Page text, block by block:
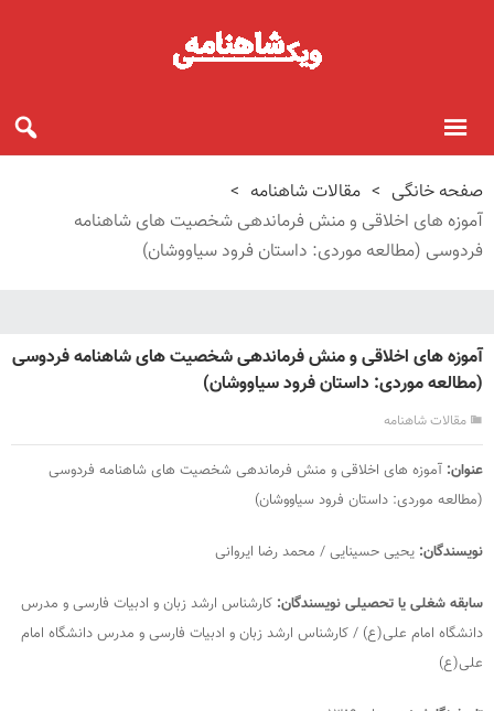
صفحه خانگی > مقالات شاهنامه >
آموزه های اخلاقی و منش فرماندهی شخصیت های شاهنامه
فردوسی (مطالعه موردی: داستان فرود سیاووشان)
آموزه های اخلاقی و منش فرماندهی شخصیت های شاهنامه فردوسی
(مطالعه موردی: داستان فرود سیاووشان)
مقالات شاهنامه
عنوان: آموزه های اخلاقی و منش فرماندهی شخصیت های شاهنامه فردوسی
(مطالعه موردی: داستان فرود سیاووشان)
نویسندگان: یحیی حسینایی / محمد رضا ایروانی
سابقه شغلی یا تحصیلی نویسندگان: کارشناس ارشد زبان و ادبیات فارسی و مدرس
دانشگاه امام علی(ع) / کارشناس ارشد زبان و ادبیات فارسی و مدرس دانشگاه امام
علی(ع)